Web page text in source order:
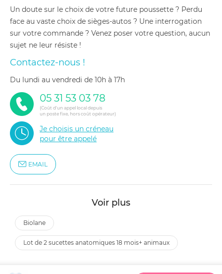
Un doute sur le choix de votre future poussette ? Perdu
face au vaste choix de sièges-autos ? Une interrogation
sur votre commande ? Venez poser votre question, aucun
sujet ne leur résiste !
Contactez-nous !
du lundi au vendredi de 10h à 17h
05 31 53 03 78
(Coût d'un appel local depuis
un poste fixe, hors coût opérateur)
Je choisis un créneau
pour être appelé
EMAIL
Voir plus
biolane
lot de 2 sucettes anatomiques 18 mois+ animaux